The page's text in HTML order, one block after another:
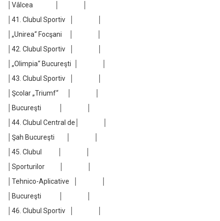
│Vâlcea │ │
│41. Clubul Sportiv │ │
│„Unirea“ Focşani │ │
│42. Clubul Sportiv │ │
│„Olimpia“ Bucureşti │ │
│43. Clubul Sportiv │ │
│Şcolar „Triumf“ │ │
│Bucureşti │ │
│44. Clubul Central de│ │
│Şah Bucureşti │ │
│45. Clubul │ │
│Sporturilor │ │
│Tehnico-Aplicative │ │
│Bucureşti │ │
│46. Clubul Sportiv │ │